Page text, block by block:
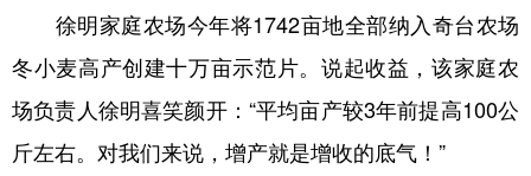
徐明家庭农场今年将1742亩地全部纳入奇台农场
冬小麦高产创建十万亩示范片。说起收益，该家庭农
场负责人徐明喜笑颜开：“平均亩产较3年前提高100公
斤左右。对我们来说，增产就是增收的底气！”